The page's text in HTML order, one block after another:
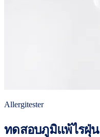
Allergitester
ทดสอบภูมิแพ้ไรฝุ่น